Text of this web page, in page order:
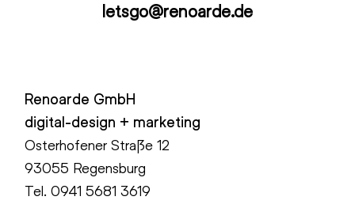
letsgo@renoarde.de
Renoarde GmbH
digital-design + marketing
Osterhofener Straße 12
93055 Regensburg
Tel.0941 5681 3619